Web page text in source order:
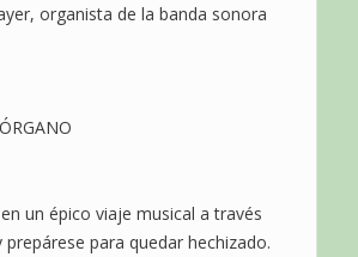
organista de la banda sonora
un épico viaje musical a través
para quedar hechizado.